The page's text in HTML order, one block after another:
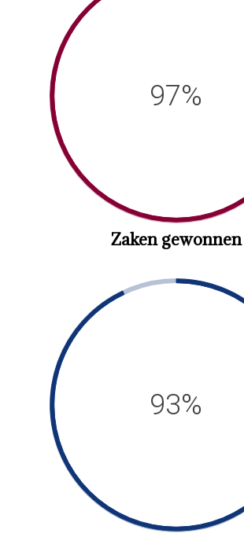
97%
Zaken gewonnen
93%